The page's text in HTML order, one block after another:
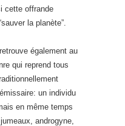
cette offrande
la planète”.
également au
qui reprend tous
un individu
en même temps
androgyne,